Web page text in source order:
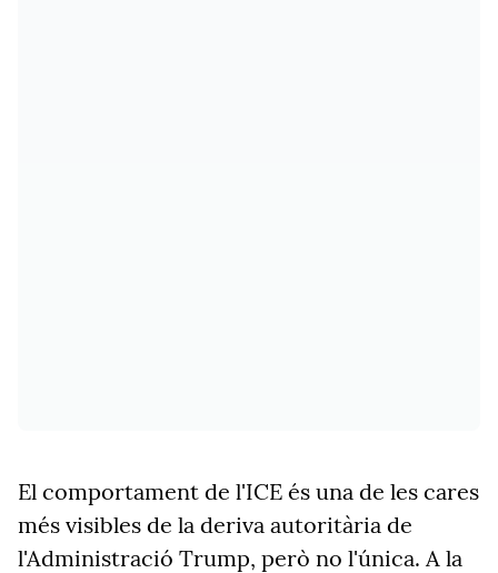
El comportament de l'ICE és una de les cares
més visibles de la deriva autoritària de
l'Administració Trump, però no l'única. A la